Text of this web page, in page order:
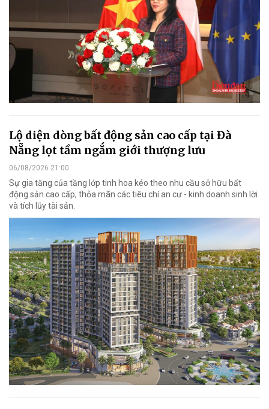
Lộ diện dòng bất động sản cao cấp tại Đà
Nẵng lọt tầm ngắm giới thượng lưu
06/08/2026 21:00
Sự gia tăng của tầng lớp tinh hoa kéo theo nhu cầu sở hữu bất
động sản cao cấp, thỏa mãn các tiêu chí an cư - kinh doanh sinh lời
và tích lũy tài sản.